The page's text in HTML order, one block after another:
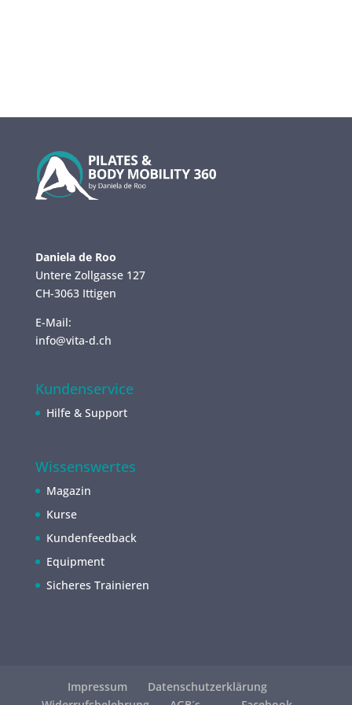
Daniela de Roo
Untere Zollgasse 127
CH-3063 Ittigen
E-Mail:
info@vita-d.ch
Kundenservice
Hilfe & Support
Wissenswertes
Magazin
Kurse
Kundenfeedback
Equipment
Sicheres Trainieren
Impressum
Datenschutzerklärung